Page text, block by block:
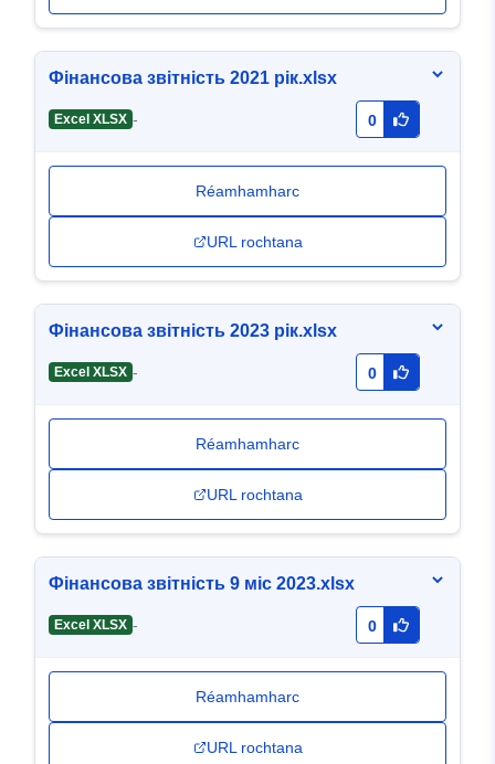
Фінансова звітність 2021 рік.xlsx
Excel XLSX - 0
Réamhamharc
URL rochtana
Фінансова звітність 2023 рік.xlsx
Excel XLSX - 0
Réamhamharc
URL rochtana
Фінансова звітність 9 міс 2023.xlsx
Excel XLSX - 0
Réamhamharc
URL rochtana